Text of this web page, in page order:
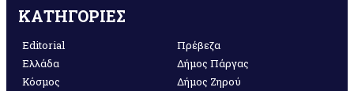
ΚΑΤΗΓΟΡΙΕΣ
Editorial
Ελλάδα
Κόσμος
Πρέβεζα
Δήμος Πάργας
Δήμος Ζηρού